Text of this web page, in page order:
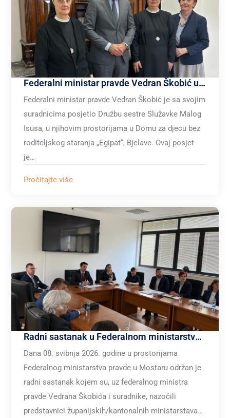
Federalni ministar pravde Vedran Škobić u posjeti Družbi sestre Služavke Malog Isusa
Federalni ministar pravde Vedran Škobić je sa svojim
suradnicima posjetio Družbu sestre Služavke Malog
Isusa, u njihovim prostorijama u Domu za djecu bez
roditeljskog staranja „Egipat“, Bjelave. Ovaj posjet
je…
Pročitajte više
Radni sastanak u Federalnom ministarstvu pravde u Mostaru – položaj tužitelja i socijalni dijalog
Dana 08. svibnja 2026. godine u prostorijama
Federalnog ministarstva pravde u Mostaru održan je
radni sastanak kojem su, uz federalnog ministra
pravde Vedrana Škobića i suradnike, nazočili
predstavnici županijskih/kantonalnih ministarstava…